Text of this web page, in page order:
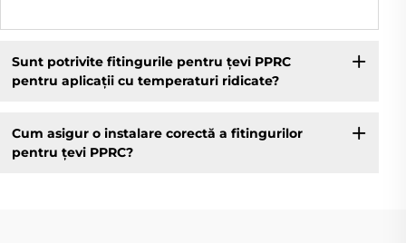
Sunt potrivite fitingurile pentru țevi PPRC
pentru aplicații cu temperaturi ridicate?
Cum asigur o instalare corectă a fitingurilor
pentru țevi PPRC?